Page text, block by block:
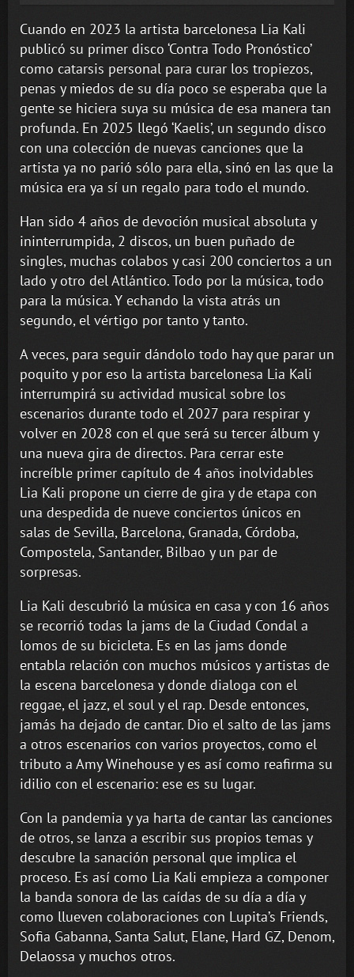
Cuando en 2023 la artista barcelonesa Lia Kali
publicó su primer disco ‘Contra Todo Pronóstico’
como catarsis personal para curar los tropiezos,
penas y miedos de su día poco se esperaba que la
gente se hiciera suya su música de esa manera tan
profunda. En 2025 llegó ‘Kaelis’, un segundo disco
con una colección de nuevas canciones que la
artista ya no parió sólo para ella, sinó en las que la
música era ya sí un regalo para todo el mundo.
Han sido 4 años de devoción musical absoluta y
ininterrumpida, 2 discos, un buen puñado de
singles, muchas colabos y casi 200 conciertos a un
lado y otro del Atlántico. Todo por la música, todo
para la música. Y echando la vista atrás un
segundo, el vértigo por tanto y tanto.
A veces, para seguir dándolo todo hay que parar un
poquito y por eso la artista barcelonesa Lia Kali
interrumpirá su actividad musical sobre los
escenarios durante todo el 2027 para respirar y
volver en 2028 con el que será su tercer álbum y
una nueva gira de directos. Para cerrar este
increíble primer capítulo de 4 años inolvidables
Lia Kali propone un cierre de gira y de etapa con
una despedida de nueve conciertos únicos en
salas de Sevilla, Barcelona, Granada, Córdoba,
Compostela, Santander, Bilbao y un par de
sorpresas.
Lia Kali descubrió la música en casa y con 16 años
se recorrió todas la jams de la Ciudad Condal a
lomos de su bicicleta. Es en las jams donde
entabla relación con muchos músicos y artistas de
la escena barcelonesa y donde dialoga con el
reggae, el jazz, el soul y el rap. Desde entonces,
jamás ha dejado de cantar. Dio el salto de las jams
a otros escenarios con varios proyectos, como el
tributo a Amy Winehouse y es así como reafirma su
idilio con el escenario: ese es su lugar.
Con la pandemia y ya harta de cantar las canciones
de otros, se lanza a escribir sus propios temas y
descubre la sanación personal que implica el
proceso. Es así como Lia Kali empieza a componer
la banda sonora de las caídas de su día a día y
como llueven colaboraciones con Lupita’s Friends,
Sofia Gabanna, Santa Salut, Elane, Hard GZ, Denom,
Delaossa y muchos otros.